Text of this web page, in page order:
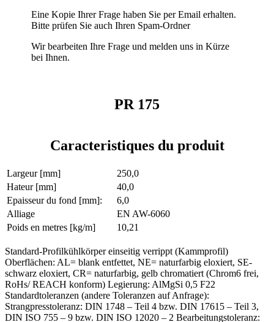
Eine Kopie Ihrer Frage haben Sie per Email erhalten.
Bitte prüfen Sie auch Ihren Spam-Ordner
Wir bearbeiten Ihre Frage und melden uns in Kürze
bei Ihnen.
PR 175
Caracteristiques du produit
Largeur [mm]
250,0
Hateur [mm]
40,0
Epaisseur du fond [mm]:
6,0
Alliage
EN AW-6060
Poids en metres [kg/m]
10,21
Standard-Profilkühlkörper einseitig verrippt (Kammprofil)
Oberflächen: AL= blank entfettet, NE= naturfarbig eloxiert, SE-
schwarz eloxiert, CR= naturfarbig, gelb chromatiert (Chrom6 frei,
RoHs/ REACH konform) Legierung: AlMgSi 0,5 F22
Standardtoleranzen (andere Toleranzen auf Anfrage):
Strangpresstoleranz: DIN 1748 – Teil 4 bzw. DIN 17615 – Teil 3,
DIN ISO 755 – 9 bzw. DIN ISO 12020 – 2 Bearbeitungstoleranz: